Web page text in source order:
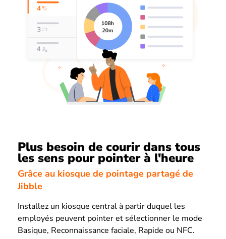
Plus besoin de courir dans tous
les sens pour pointer à l'heure
Grâce au kiosque de pointage partagé de
Jibble
Installez un kiosque central à partir duquel les
employés peuvent pointer et sélectionner le mode
Basique, Reconnaissance faciale, Rapide ou NFC.